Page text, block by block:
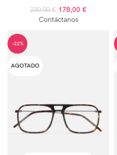
230,00€ 178,00 €
Contáctanos
-22%
AGOTADO